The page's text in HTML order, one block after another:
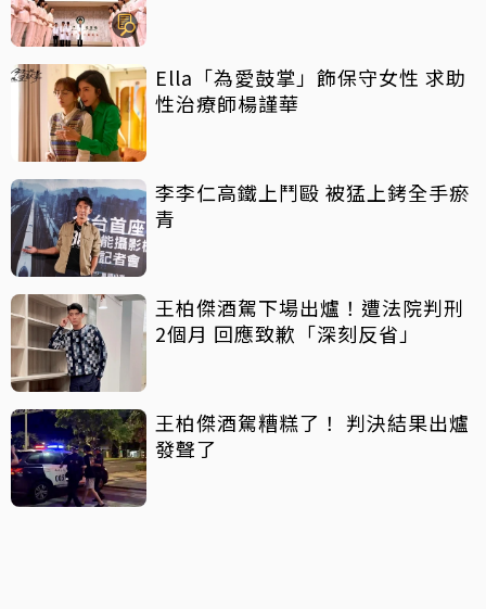
Ella「為愛鼓掌」飾保守女性 求助
性治療師楊謹華
李李仁高鐵上鬥毆 被猛上銬全手瘀
青
王柏傑酒駕下場出爐！遭法院判刑
2個月 回應致歉「深刻反省」
王柏傑酒駕糟糕了！ 判決結果出爐
發聲了